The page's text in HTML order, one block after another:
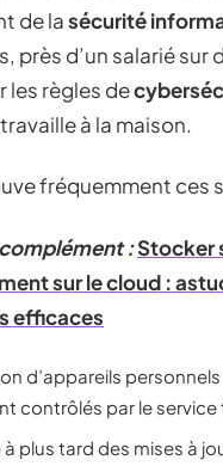
de lasécurité
près d’un salarié sur
les règles de
à la maison.
fréquemment ces
:Stocker
sur le cloud :
efficaces
d’appareils personnels
contrôlés par le
à plus tard des mises à